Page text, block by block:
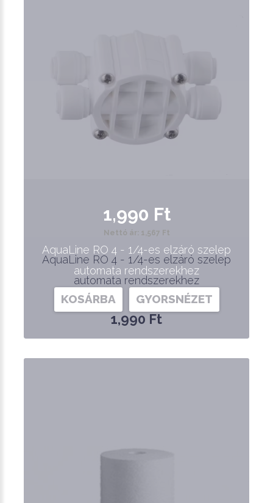
AquaLine RO 4 - 1/4-es elzáró szelep
automata rendszerekhez
1,990 Ft
1,990 Ft
Nettó ár: 1,567 Ft
AquaLine RO 4 - 1/4-es elzáró szelep
automata rendszerekhez
KOSÁRBA GYORSNÉZET